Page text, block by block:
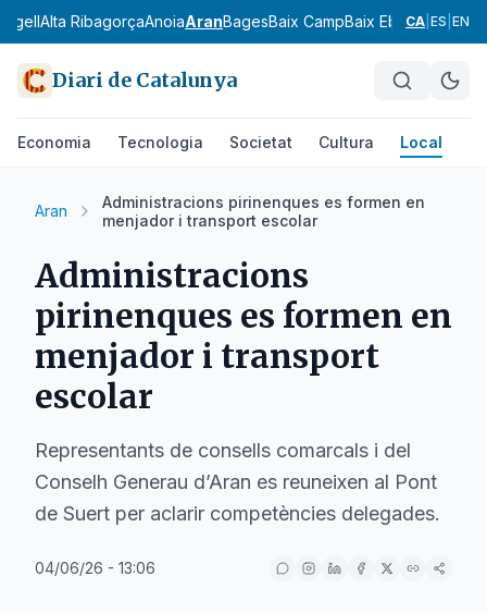
Alta RibagorçaAnoiaAranBagesBaix CampBaix EbreBaix
CA ES EN
Diari de Catalunya
Economia Tecnologia Societat Cultura Local
Aran
Administracions pirinenques es formen en
menjador i transport escolar
Administracions
pirinenques es formen en
menjador i transport
escolar
Representants de consells comarcals i del
Conselh Generau d’Aran es reuneixen al Pont
de Suert per aclarir competències delegades.
04/06/26 - 13:06